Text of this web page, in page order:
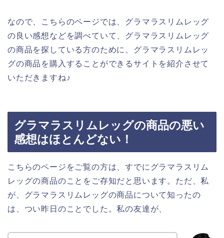
なので、こちらのページでは、グラマラスリムレッグ
の良い感想などを調べていて、グラマラスリムレッグ
の商品を探している方のために、グラマラスリムレッ
グの商品を購入することができるサイトを紹介させて
いただきますね♪
グラマラスリムレッグの商品の悪い
感想はほとんどない！
こちらのページをご覧の方は、すでにグラマラスリム
レッグの商品のことをご存知だと思います。ただ、私
が、グラマラスリムレッグの商品について知ったの
は、つい昨日のことでした。私の友達が、